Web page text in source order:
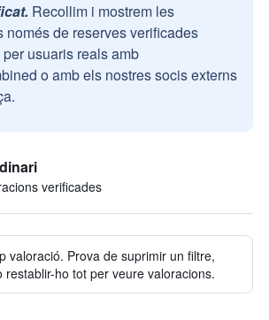
Recollim i mostrem les
només de reserves verificades
usuaris reals amb
o amb els nostres socis externs
verificades
valoració. Prova de suprimir un filtre,
restablir-ho tot per veure valoracions.